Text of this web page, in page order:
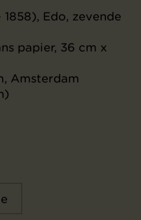
Edo, zevende
papier, 36 cm x
Amsterdam